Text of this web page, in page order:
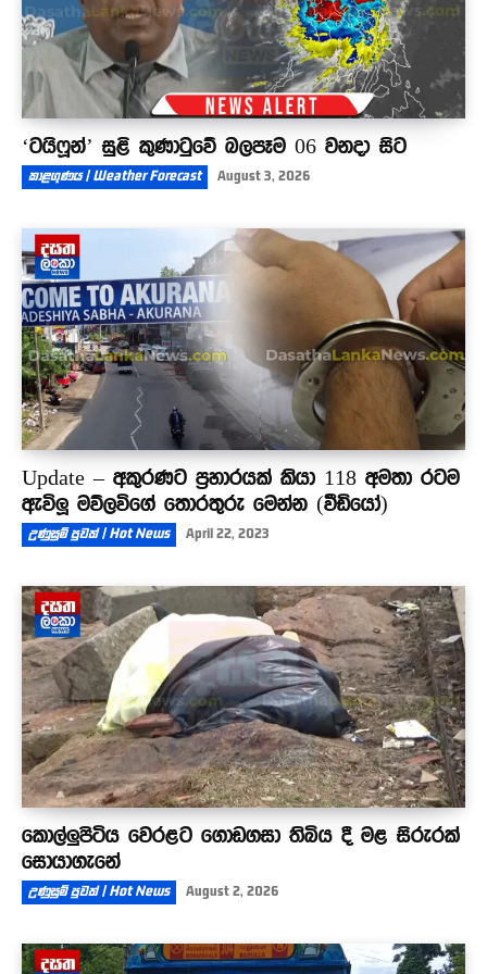
‘ටයිෆූන්’ සුළි කුණාටුවේ බලපෑම 06 වනදා සිට
කාළගුණය | Weather Forecast August 3, 2026
Update – අකුරණට ප්‍රහාරයක් කියා 118 අමතා රටම
ඇවිලූ මව්ලවිගේ තොරතුරු මෙන්න (වීඩියෝ)
උණුසුම් පුවත් | Hot News April 22, 2023
කොල්ලුපිටිය වෙරළට ගොඩගසා තිබිය දී මළ සිරුරක්
සොයාගැනේ
උණුසුම් පුවත් | Hot News August 2, 2026